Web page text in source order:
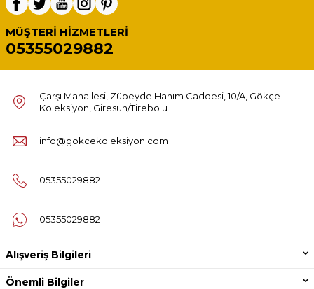
MÜŞTERI HIZMETLERI
05355029882
Çarşı Mahallesi, Zübeyde Hanım Caddesi, 10/A, Gökçe
Koleksiyon, Giresun/Tirebolu
info@gokcekoleksiyon.com
05355029882
05355029882
Alışveriş Bilgileri
Önemli Bilgiler